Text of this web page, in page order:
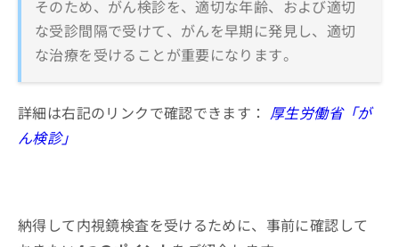
そのため、がん検診を、適切な年齢、および適切
な受診間隔で受けて、がんを早期に発見し、適切
な治療を受けることが重要になります。
詳細は右記のリンクで確認できます： 厚生労働省「が
ん検診」
納得して内視鏡検査を受けるために、事前に確認して